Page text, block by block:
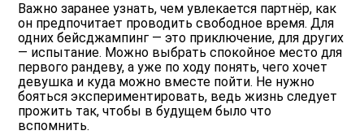
Важно заранее узнать, чем увлекается партнёр, как
он предпочитает проводить свободное время. Для
одних бейсджампинг — это приключение, для других
— испытание. Можно выбрать спокойное место для
первого рандеву, а уже по ходу понять, чего хочет
девушка и куда можно вместе пойти. Не нужно
бояться экспериментировать, ведь жизнь следует
прожить так, чтобы в будущем было что
вспомнить.